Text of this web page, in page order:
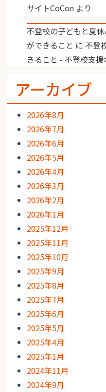
サイトCoCon より
不登校の子どもと夏
ができること に 不登
きること - 不登校支
アーカイブ
2026年8月
2026年7月
2026年6月
2026年5月
2026年4月
2026年3月
2026年2月
2026年1月
2025年12月
2025年11月
2025年10月
2025年9月
2025年8月
2025年7月
2025年6月
2025年5月
2025年4月
2025年1月
2024年11月
2024年9月